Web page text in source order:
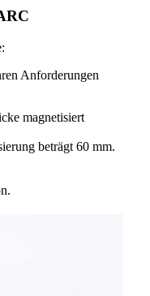
Anforderungen
magnetisiert
beträgt 60 mm.